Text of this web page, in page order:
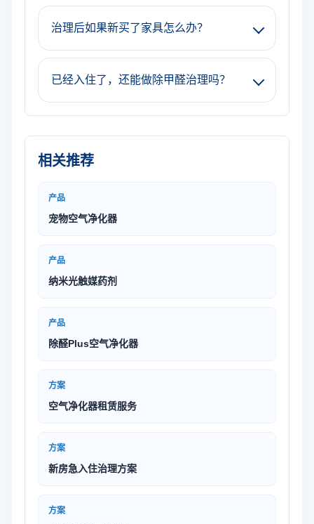
治理后如果新买了家具怎么办？
已经入住了，还能做除甲醛治理吗？
相关推荐
产品
宠物空气净化器
产品
纳米光触媒药剂
产品
除醛Plus空气净化器
方案
空气净化器租赁服务
方案
新房急入住治理方案
方案